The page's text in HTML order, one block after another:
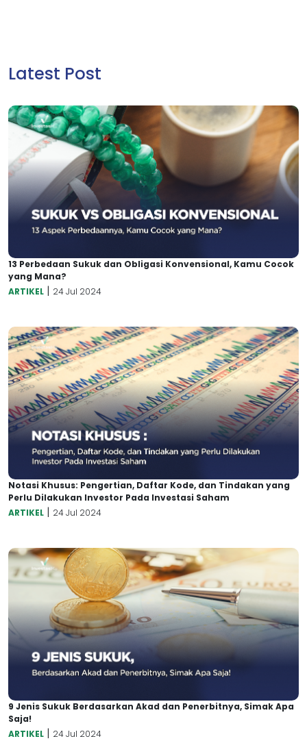
Latest Post
13 Perbedaan Sukuk dan Obligasi Konvensional, Kamu Cocok
yang Mana?
ARTIKEL | 24 Jul 2024
Notasi Khusus: Pengertian, Daftar Kode, dan Tindakan yang
Perlu Dilakukan Investor Pada Investasi Saham
ARTIKEL | 24 Jul 2024
9 Jenis Sukuk Berdasarkan Akad dan Penerbitnya, Simak Apa
Saja!
ARTIKEL | 24 Jul 2024